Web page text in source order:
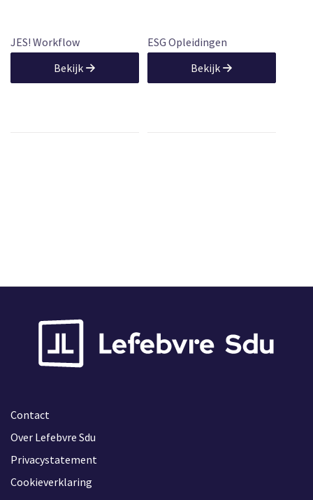
JES! Workflow
Bekijk
ESG Opleidingen
Bekijk
Contact
Over Lefebvre Sdu
Privacystatement
Cookieverklaring